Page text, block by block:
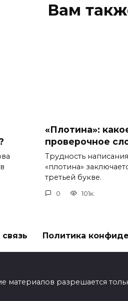
Вам
«Плотина»:
проверочное
Трудность
«плотина»
третьей букве.
0 101к.
Политика
материалов разрешается